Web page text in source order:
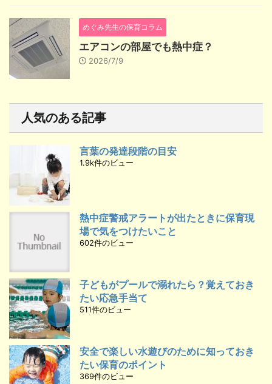
めぐみ先生の保育コラム
エアコンの部屋でも熱中症？
2026/7/9
人気のある記事
言葉の発達段階の目安
1.9k件のビュー
熱中症警戒アラートが出たときに保育現
場で気をつけたいこと
602件のビュー
子どもがプールで溺れたら？覚えておき
たい応急手当て
511件のビュー
安全で楽しい水遊びのために知っておき
たい保育のポイント
369件のビュー